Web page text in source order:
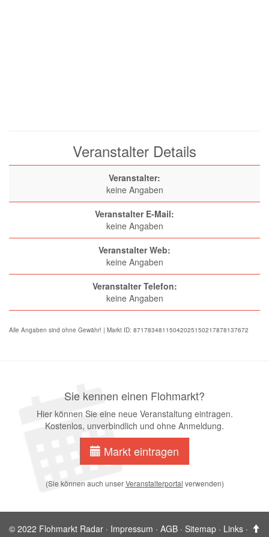
Veranstalter Details
Veranstalter:
keine Angaben
Veranstalter E-Mail:
keine Angaben
Veranstalter Web:
keine Angaben
Veranstalter Telefon:
keine Angaben
Alle Angaben sind ohne Gewähr! | Markt ID: 87178348115042025150217878137672
Sie kennen einen Flohmarkt?
Hier können Sie eine neue Veranstaltung eintragen.
Kostenlos, unverbindlich und ohne Anmeldung.
Markt eintragen
(Sie können auch unserVeranstalterportal verwenden)
© 2022 Flohmarkt Radar · Impressum · AGB · Sitemap · Links ·